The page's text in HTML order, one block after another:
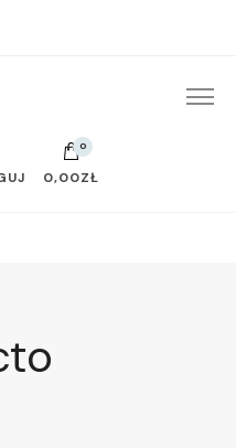
0
0,00ZŁ